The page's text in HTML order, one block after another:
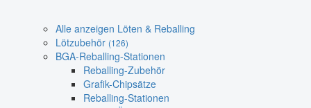
Alle anzeigen Löten & Reballing
Lötzubehör (126)
BGA-Reballing-Stationen
Reballing-Zubehör
Grafik-Chipsätze
Reballing-Stationen